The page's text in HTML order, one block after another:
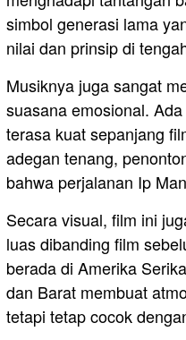
simbol generasi lama
nilai dan prinsip di
Musiknya juga sangat
suasana emosional.
terasa kuat sepanjang
adegan tenang,
bahwa perjalanan Ip
Secara visual, film ini
luas dibanding film
berada di Amerika
dan Barat membuat
tetapi tetap cocok